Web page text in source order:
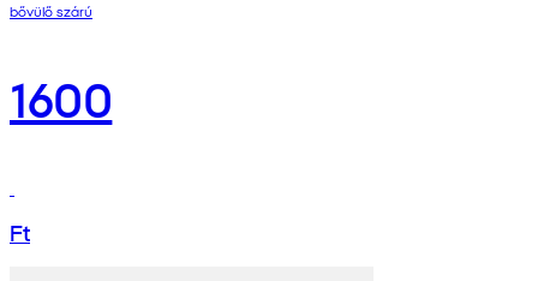
bővülő szárú
1600
Ft